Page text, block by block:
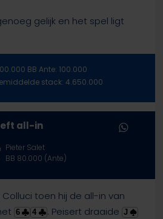
gelijk en het spel ligt
BB Ante: 100.000
stack: 4.650.000
all-in
Pieter Salet
BB 80.000 (Ante)
Colluci toen hij de all-in van
6 4 . Peisert draaide J